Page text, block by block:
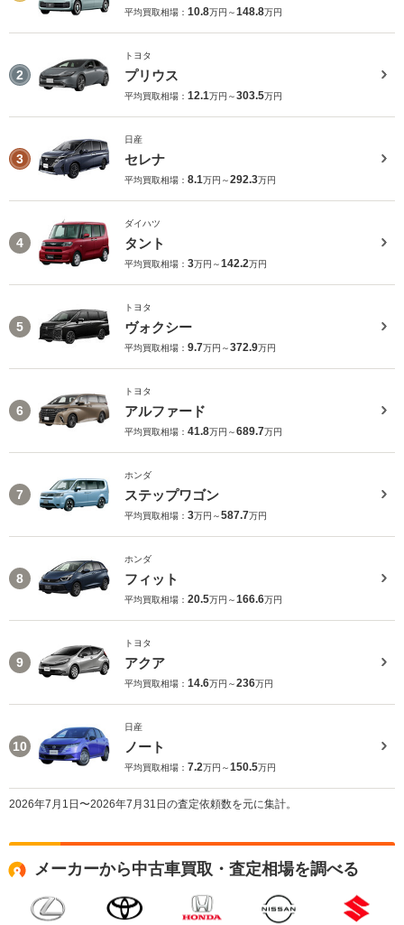
平均買取相場： 10.8万円～148.8万円
2
トヨタ
プリウス
平均買取相場： 12.1万円～303.5万円
3
日産
セレナ
平均買取相場： 8.1万円～292.3万円
4
ダイハツ
タント
平均買取相場： 3万円～142.2万円
5
トヨタ
ヴォクシー
平均買取相場： 9.7万円～372.9万円
6
トヨタ
アルファード
平均買取相場： 41.8万円～689.7万円
7
ホンダ
ステップワゴン
平均買取相場： 3万円～587.7万円
8
ホンダ
フィット
平均買取相場： 20.5万円～166.6万円
9
トヨタ
アクア
平均買取相場： 14.6万円～236万円
10
日産
ノート
平均買取相場： 7.2万円～150.5万円
2026年7月1日〜2026年7月31日の査定依頼数を元に集計。
メーカーから中古車買取・査定相場を調べる